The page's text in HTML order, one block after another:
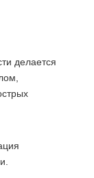
делается